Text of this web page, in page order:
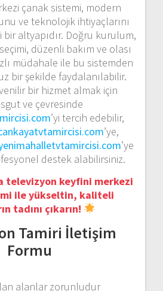
çanak sistemi, modern
ve teknolojik ihtiyaçlarını
bir altyapıdır. Doğru kurulum,
düzenli bakım ve olası
müdahale ile bu sistemden
bir şekilde faydalanılabilir.
bir hizmet almak için
ve çevresinde
’yi tercih edebilir,
’ye,
’ye
destek alabilirsiniz.
televizyon keyfini merkezi
ile yükseltin, kaliteli
tadını çıkarın!
Tamiri İletişim
Formu
alanlar zorunludur